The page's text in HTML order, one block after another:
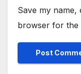
Save my name,
browser for the